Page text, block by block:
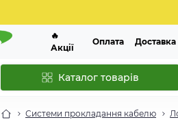
🔥
Акції
Оплата Доставка
Каталог товарів
Системи прокладання кабелю